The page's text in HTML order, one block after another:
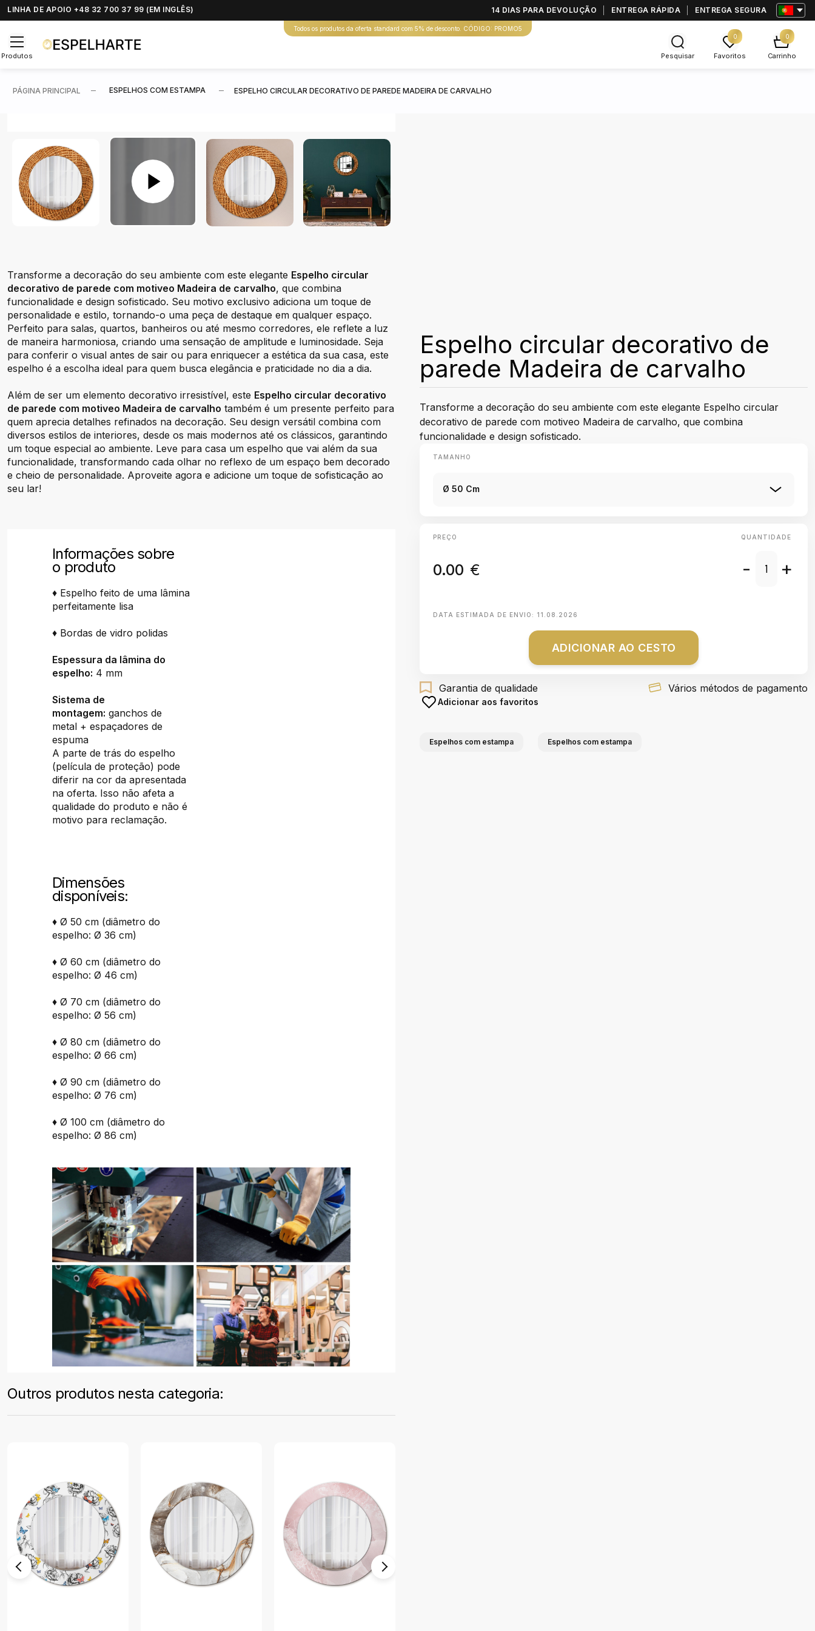
LINHA DE APOIO +48 32 700 37 99 (EM INGLÊS) 14 DIAS PARA DEVOLUÇÃO ENTREGA RÁPIDA ENTREGA SEGURA
Todos os produtos da oferta standard com 5% de desconto. CÓDIGO: PROMO5
Produtos Pesquisar
0
Favoritos
0
Carrinho
PÁGINA PRINCIPAL ESPELHOS COM ESTAMPA ESPELHO CIRCULAR DECORATIVO DE PAREDE MADEIRA DE CARVALHO
Transforme a decoração do seu ambiente com este elegante Espelho circular
decorativo de parede com motiveo Madeira de carvalho, que combina
funcionalidade e design sofisticado. Seu motivo exclusivo adiciona um toque de
personalidade e estilo, tornando-o uma peça de destaque em qualquer espaço.
Perfeito para salas, quartos, banheiros ou até mesmo corredores, ele reflete a luz
de maneira harmoniosa, criando uma sensação de amplitude e luminosidade. Seja
para conferir o visual antes de sair ou para enriquecer a estética da sua casa, este
espelho é a escolha ideal para quem busca elegância e praticidade no dia a dia.
Além de ser um elemento decorativo irresistível, este Espelho circular decorativo
de parede com motiveo Madeira de carvalho também é um presente perfeito para
quem aprecia detalhes refinados na decoração. Seu design versátil combina com
diversos estilos de interiores, desde os mais modernos até os clássicos, garantindo
um toque especial ao ambiente. Leve para casa um espelho que vai além da sua
funcionalidade, transformando cada olhar no reflexo de um espaço bem decorado
e cheio de personalidade. Aproveite agora e adicione um toque de sofisticação ao
seu lar!
Informações sobre
o produto
♦ Espelho feito de uma lâmina
perfeitamente lisa
♦ Bordas de vidro polidas
Espessura da lâmina do
espelho: 4 mm
Sistema de
montagem: ganchos de
metal + espaçadores de
espuma
A parte de trás do espelho
(película de proteção) pode
diferir na cor da apresentada
na oferta. Isso não afeta a
qualidade do produto e não é
motivo para reclamação.
Dimensões
disponíveis:
♦ Ø 50 cm (diâmetro do
espelho: Ø 36 cm)
♦ Ø 60 cm (diâmetro do
espelho: Ø 46 cm)
♦ Ø 70 cm (diâmetro do
espelho: Ø 56 cm)
♦ Ø 80 cm (diâmetro do
espelho: Ø 66 cm)
♦ Ø 90 cm (diâmetro do
espelho: Ø 76 cm)
♦ Ø 100 cm (diâmetro do
espelho: Ø 86 cm)
Outros produtos nesta categoria:
Espelho circular decorativo de
parede Madeira de carvalho
Transforme a decoração do seu ambiente com este elegante Espelho circular
decorativo de parede com motiveo Madeira de carvalho, que combina
funcionalidade e design sofisticado.
TAMANHO
Ø 50 Cm
PREÇO
0.00 €
QUANTIDADE
- +
DATA ESTIMADA DE ENVIO: 11.08.2026
ADICIONAR AO CESTO
Garantia de qualidade Vários métodos de pagamento
Adicionar aos favoritos
Espelhos com estampa Espelhos com estampa